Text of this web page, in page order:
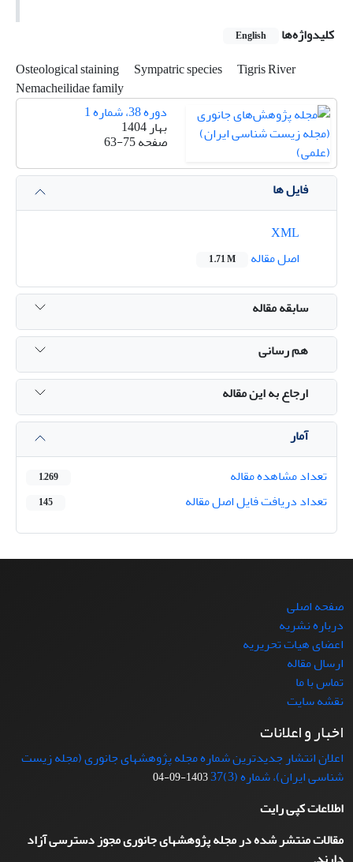
کلیدواژه‌ها
English
Osteological staining Sympatric species
Tigris River
Nemacheilidae family
دوره 38، شماره 1
بهار 1404
صفحه63-75
فایل ها
اصل مقاله
1.71 M
سابقه مقاله
هم رسانی
ارجاع به این مقاله
آمار
تعداد مشاهده مقاله
1,269
تعداد دریافت فایل اصل مقاله 145
صفحه اصلی
درباره نشریه
اعضای هیات تحریریه
ارسال مقاله
تماس با ما
نقشه سایت
اخبار و اعلانات
اعلان انتشار جدیدترین شماره مجله پژوهشهای جانوری (مجله زیست
شناسی ایران)، شماره (3)37
1403-09-04
اطلاعات کپی رایت
مقالات منتشر شده در مجله پژوهشهای جانوری مجوز دسترسی آزاد